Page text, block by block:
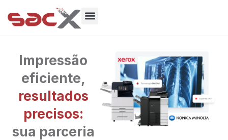
para
Impressão
eficiente,
resultados
precisos:
sua parceria